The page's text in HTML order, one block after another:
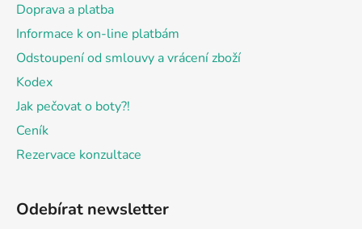
Doprava a platba
Informace k on-line platbám
Odstoupení od smlouvy a vrácení zboží
Kodex
Jak pečovat o boty?!
Ceník
Rezervace konzultace
Odebírat newsletter